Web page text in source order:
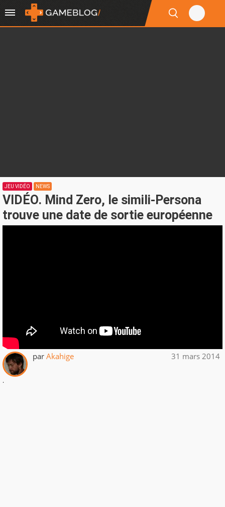
JEU VIDÉO NEWS
VIDÉO. Mind Zero, le simili-Persona
trouve une date de sortie européenne
par Akahige 31 mars 2014
.